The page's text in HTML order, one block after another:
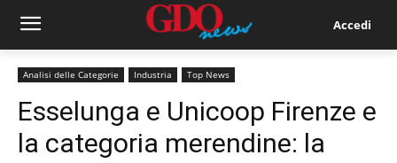
Accedi
Analisi delle Categorie Industria Top News
Esselunga e Unicoop Firenze e
la categoria merendine: la